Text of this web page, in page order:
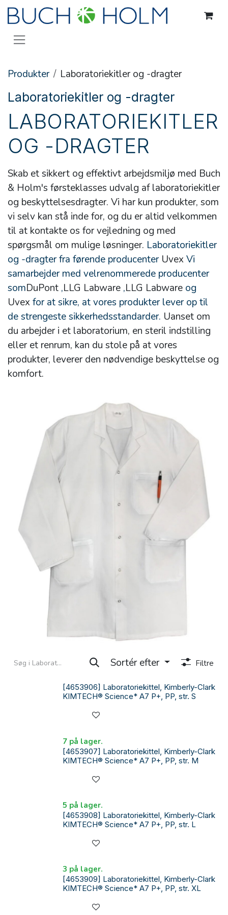
Gå til indhold
Produkter Laboratoriekitler og -dragter
Laboratoriekitler og -dragter
LABORATORIEKITLER
OG -DRAGTER
Skab et sikkert og effektivt arbejdsmiljø med Buch
& Holm's førsteklasses udvalg af laboratoriekitler
og beskyttelsesdragter. Vi har kun produkter, som
vi selv kan stå inde for, og du er altid velkommen
til at kontakte os for vejledning og med
spørgsmål om mulige løsninger. Laboratoriekitler
og -dragter fra førende producenterUvex Vi
samarbejder med velrenommerede producenter
somDuPont ,LLG Labware ,LLG Labware og
Uvex for at sikre, at vores produkter lever op til
de strengeste sikkerhedsstandarder. Uanset om
du arbejder i et laboratorium, en steril indstilling
eller et renrum, kan du stole på at vores
produkter, leverer den nødvendige beskyttelse og
komfort.
Sortér efter Filtre
[4653906] Laboratoriekittel, Kimberly-Clark
KIMTECH® Science* A7 P+, PP, str. S
[4653907] Laboratoriekittel, Kimberly-Clark
KIMTECH® Science* A7 P+, PP, str. M
7 på lager.
[4653908] Laboratoriekittel, Kimberly-Clark
KIMTECH® Science* A7 P+, PP, str. L
5 på lager.
[4653909] Laboratoriekittel, Kimberly-Clark
KIMTECH® Science* A7 P+, PP, str. XL
3 på lager.